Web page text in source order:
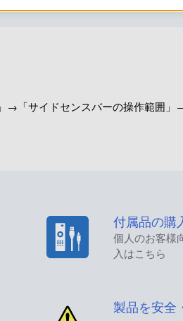
サイドセンスバーの操作範囲」
付属品の購
個人のお客様
入はこちら
製品を安全